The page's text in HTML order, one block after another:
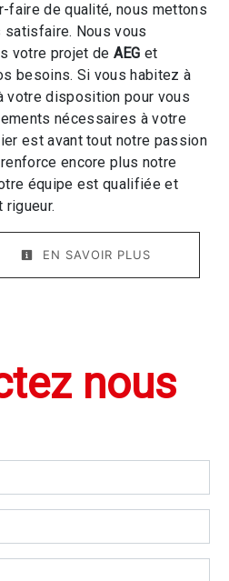
faire de qualité, nous mettons
satisfaire. Nous vous
votre projet de AEG et
besoins. Si vous habitez à
votre disposition pour vous
nécessaires à votre
est avant tout notre passion
encore plus notre
équipe est qualifiée et
EN SAVOIR PLUS
nous